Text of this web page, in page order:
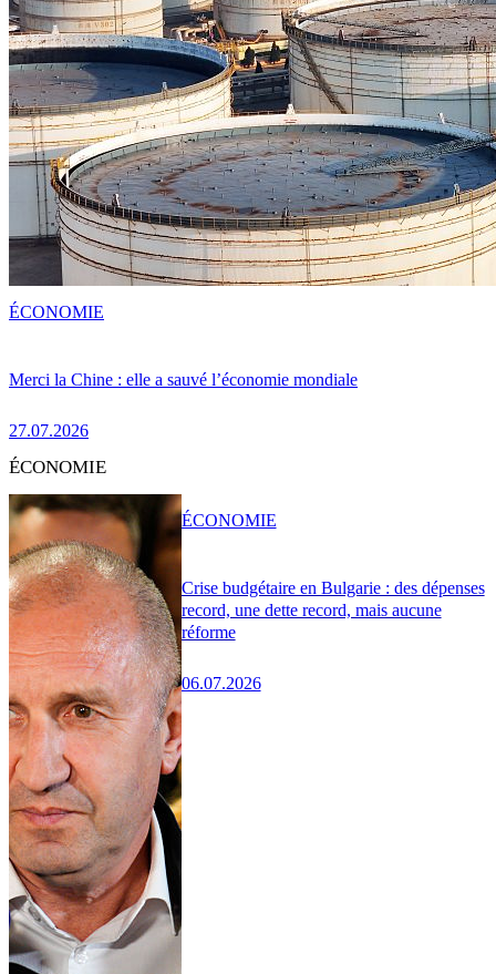
Merci la Chine : elle a sauvé l’économie mondiale
27.07.2026
ÉCONOMIE
ÉCONOMIE
Crise budgétaire en Bulgarie : des dépenses
record, une dette record, mais aucune
réforme
06.07.2026
ÉCONOMIE